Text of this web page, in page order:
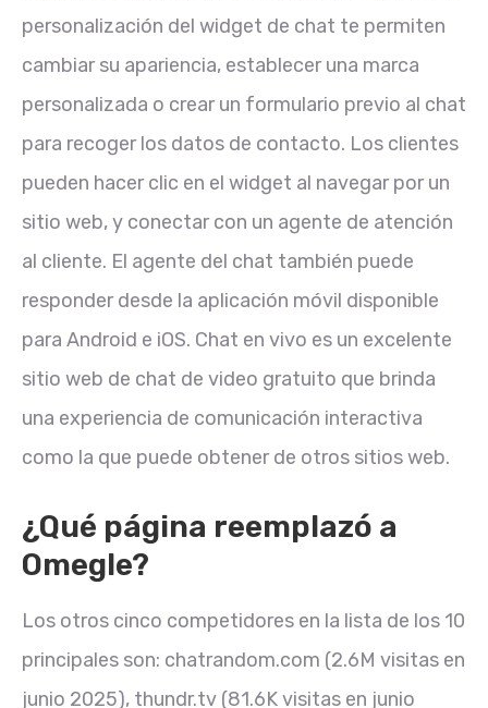
personalización del widget de chat te permiten
cambiar su apariencia, establecer una marca
personalizada o crear un formulario previo al chat
para recoger los datos de contacto. Los clientes
pueden hacer clic en el widget al navegar por un
sitio web, y conectar con un agente de atención
al cliente. El agente del chat también puede
responder desde la aplicación móvil disponible
para Android e iOS. Chat en vivo es un excelente
sitio web de chat de video gratuito que brinda
una experiencia de comunicación interactiva
como la que puede obtener de otros sitios web.
¿Qué página reemplazó a
Omegle?
Los otros cinco competidores en la lista de los 10
principales son: chatrandom.com (2.6M visitas en
junio 2025), thundr.tv (81.6K visitas en junio